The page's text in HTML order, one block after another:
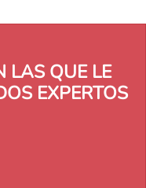
LAS QUE LE
EXPERTOS